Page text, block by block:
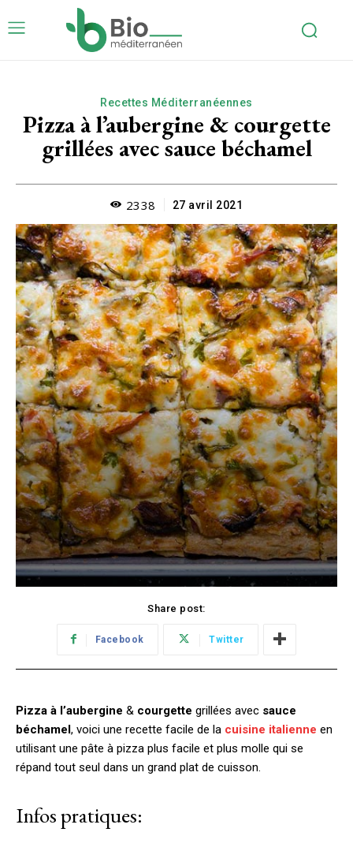
Recettes Méditerranéennes
Pizza à l’aubergine & courgette
grillées avec sauce béchamel
2338 27 avril 2021
Share post:
Facebook Twitter
Pizza à l’aubergine & courgette grillées avec sauce
béchamel, voici une recette facile de la cuisine italienne en
utilisant une pâte à pizza plus facile et plus molle qui se
répand tout seul dans un grand plat de cuisson.
Infos pratiques: